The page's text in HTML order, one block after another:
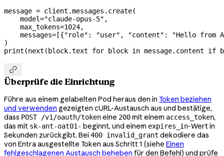
message = client.messages.create(
    model
="claude-opus-5" ,
    max_tokens
=1024,
    messages
= [{"role" : "user" , "content" :
"Hello from
)
print (next (block.text for block in message.content if

Überprüfe die Einrichtung
Führe aus einem gelabelten Pod heraus den in Token beziehen
und verwenden gezeigten cURL-Austausch aus und bestätige,
dass POST /v1/oauth/tokeneine 200mit einem access_token,
das mit sk-ant-oat01- beginnt, und einem expires_in-Wert in
Sekunden zurückgibt. Bei 400 invalid_grant dekodiere das
von Entra ausgestellte Token aus Schritt 1 (siehe Einen
fehlgeschlagenen Austausch beheben für den Befehl) und prüfe